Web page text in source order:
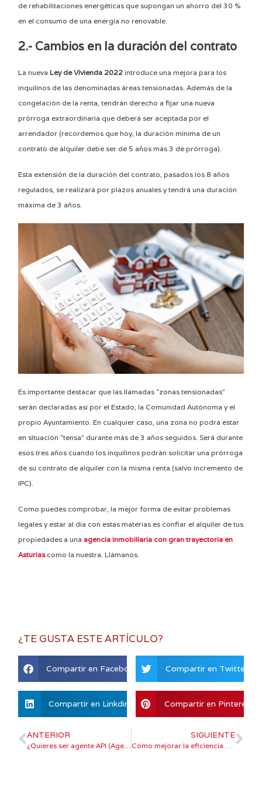
de rehabilitaciones energéticas que supongan un ahorro del 30 %
en el consumo de una energía no renovable.
2.- Cambios en la duración del contrato
La nueva Ley de Vivienda 2022 introduce una mejora para los
inquilinos de las denominadas áreas tensionadas. Además de la
congelación de la renta, tendrán derecho a fijar una nueva
prórroga extraordinaria que deberá ser aceptada por el
arrendador (recordemos que hoy, la duración mínima de un
contrato de alquiler debe ser de 5 años más 3 de prórroga).
Esta extensión de la duración del contrato, pasados los 8 años
regulados, se realizará por plazos anuales y tendrá una duración
máxima de 3 años.
Es importante destacar que las llamadas “zonas tensionadas”
serán declaradas así por el Estado, la Comunidad Autónoma y el
propio Ayuntamiento. En cualquier caso, una zona no podrá estar
en situación “tensa” durante más de 3 años seguidos. Será durante
esos tres años cuando los inquilinos podrán solicitar una prórroga
de su contrato de alquiler con la misma renta (salvo incremento de
IPC).
Como puedes comprobar, la mejor forma de evitar problemas
legales y estar al día con estas materias es confiar el alquiler de tus
propiedades a una agencia inmobiliaria con gran trayectoria en
Asturiascomo la nuestra. Llámanos.
¿TE GUSTA ESTE ARTÍCULO?
Compartir en Facebook Compartir en Twitter
Compartir en Linkdin Compartir en Pinterest
ANTERIOR SIGUIENTE